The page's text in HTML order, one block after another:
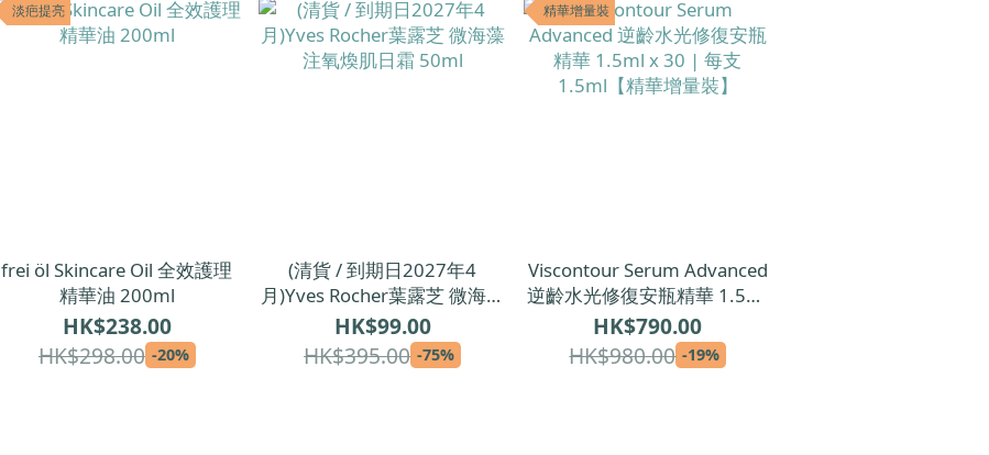
淡疤提亮
frei öl Skincare Oil 全效護理
精華油 200ml
HK$238.00
HK$298.00 -20%
(清貨 / 到期日2027年4
月)Yves Rocher葉露芝 微海藻
注氧煥肌日霜 50ml
HK$99.00
HK$395.00 -75%
精華增量裝
Viscontour Serum Advanced
逆齡水光修復安瓶精華 1.5ml
x 30 | 每支1.5ml【精華增量
裝】
HK$790.00
HK$980.00 -19%